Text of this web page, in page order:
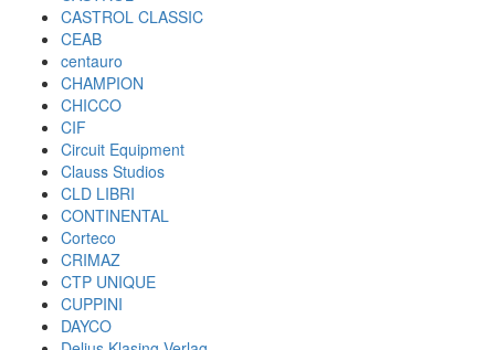
CASTROL CLASSIC
CEAB
centauro
CHAMPION
CHICCO
CIF
Circuit Equipment
Clauss Studios
CLD LIBRI
CONTINENTAL
Corteco
CRIMAZ
CTP UNIQUE
CUPPINI
DAYCO